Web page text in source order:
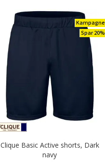
Kampagne
Spar 20%
Clique Basic Active shorts, Dark
navy